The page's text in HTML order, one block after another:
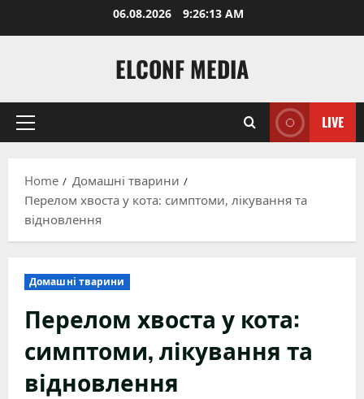
06.08.2026 9:26:14 AM
ELCONF MEDIA
Primary
LIVE
Home
Домашні тварини
Перелом хвоста у кота: симптоми, лікування та
відновлення
Домашні тварини
Перелом хвоста у кота:
симптоми, лікування та
відновлення